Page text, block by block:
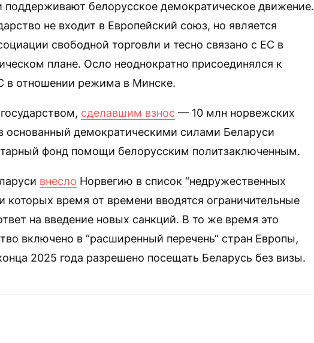
поддерживают белорусское демократическое движение.
не входит в Европейский союз, но является
свободной торговли и тесно связано с ЕС в
плане. Осло неоднократно присоединялся к
в отношении режима в Минске.
сделавшим взнос — 10 млн норвежских
демократическими силами Беларуси
фонд помощи белорусским политзаключенным.
внесло Норвегию в список “недружественных
которых время от времени вводятся ограничительные
на введение новых санкций. В то же время это
включено в “расширенный перечень“ стран Европы,
2025 года разрешено посещать Беларусь без визы.